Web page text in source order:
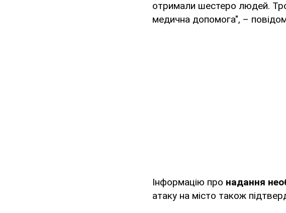
отримали шестеро людей.
медична допомога", –
Інформацію про надання
атаку на місто також